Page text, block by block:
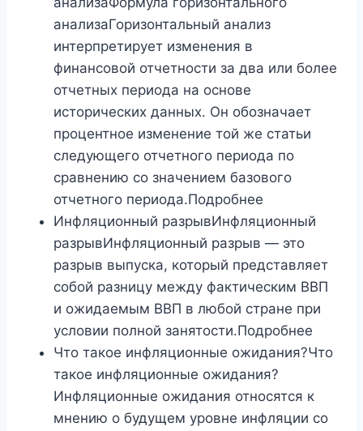
анализаГоризонтальный анализ
интерпретирует изменения в
финансовой отчетности за два или более
отчетных периода на основе
исторических данных. Он обозначает
процентное изменение той же статьи
следующего отчетного периода по
сравнению со значением базового
отчетного периода.Подробнее
Инфляционный разрывИнфляционный
разрывИнфляционный разрыв — это
разрыв выпуска, который представляет
собой разницу между фактическим ВВП
и ожидаемым ВВП в любой стране при
условии полной занятости.Подробнее
Что такое инфляционные ожидания?Что
такое инфляционные ожидания?
Инфляционные ожидания относятся к
мнению о будущем уровне инфляции со